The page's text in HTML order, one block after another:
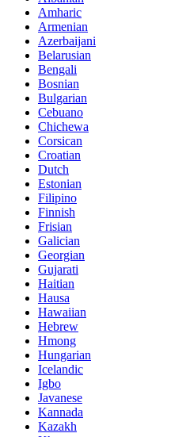
Amharic
Armenian
Azerbaijani
Belarusian
Bengali
Bosnian
Bulgarian
Cebuano
Chichewa
Corsican
Croatian
Dutch
Estonian
Filipino
Finnish
Frisian
Galician
Georgian
Gujarati
Haitian
Hausa
Hawaiian
Hebrew
Hmong
Hungarian
Icelandic
Igbo
Javanese
Kannada
Kazakh